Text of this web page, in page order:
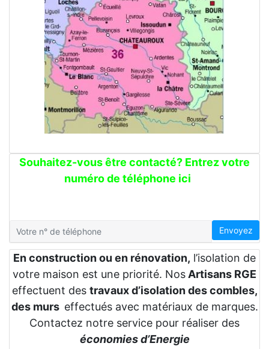
Souhaitez-vous être contacté? Entrez votre
numéro de téléphone ici
Envoyez
En construction ou en rénovation, l’isolation de
votre maison est une priorité. Nos Artisans RGE
effectuent des travaux d’isolation des combles,
des murs effectués avec matériaux de marques.
Contactez notre service pour réaliser des
économies d’Energie